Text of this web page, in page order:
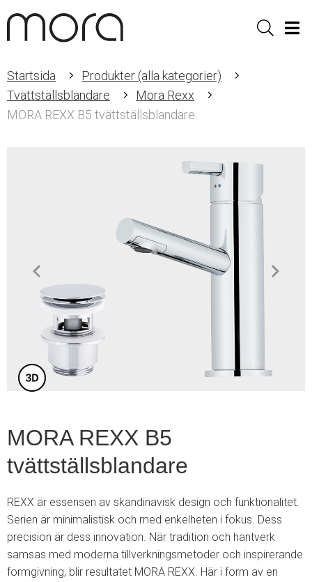
Sök
Startsida
Produkter (alla kategorier)
Tvättställsblandare
Mora Rexx
MORA REXX B5 tvättställsblandare
MORA REXX B5
tvättställsblandare
REXX är essensen av skandinavisk design och funktionalitet.
Serien är minimalistisk och med enkelheten i fokus. Dess
precision är dess innovation. När tradition och hantverk
samsas med moderna tillverkningsmetoder och inspirerande
formgivning, blir resultatet MORA REXX. Här i form av en